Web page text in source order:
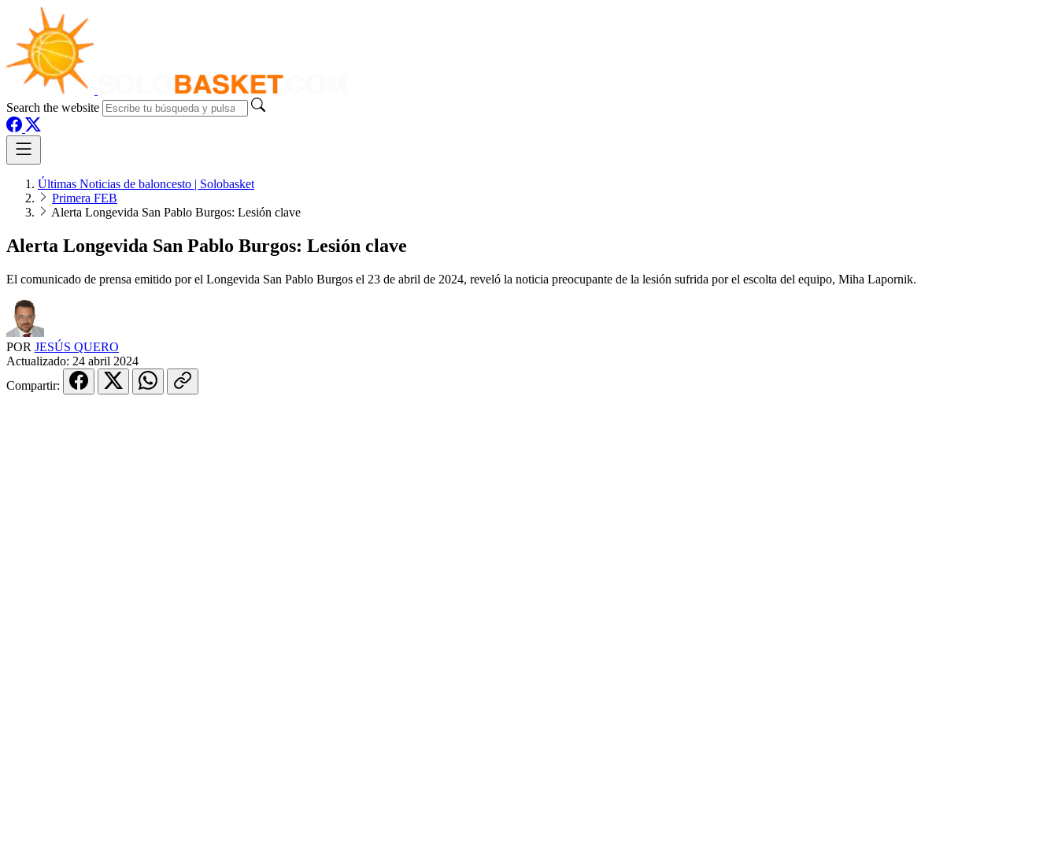
Search the website
Últimas Noticias de baloncesto | Solobasket
Primera FEB
Alerta Longevida San Pablo Burgos: Lesión clave
Alerta Longevida San Pablo Burgos: Lesión clave
El comunicado de prensa emitido por el Longevida San Pablo Burgos el 23 de abril de 2024, reveló la noticia preocupante de la lesión sufrida por el escolta del equipo, Miha Lapornik.
POR JESÚS QUERO
Actualizado: 24 abril 2024
Compartir: